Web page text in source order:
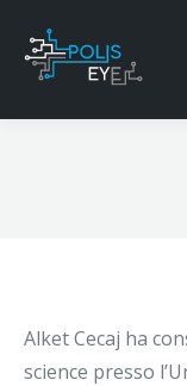
Alket Cecaj ha
science presso